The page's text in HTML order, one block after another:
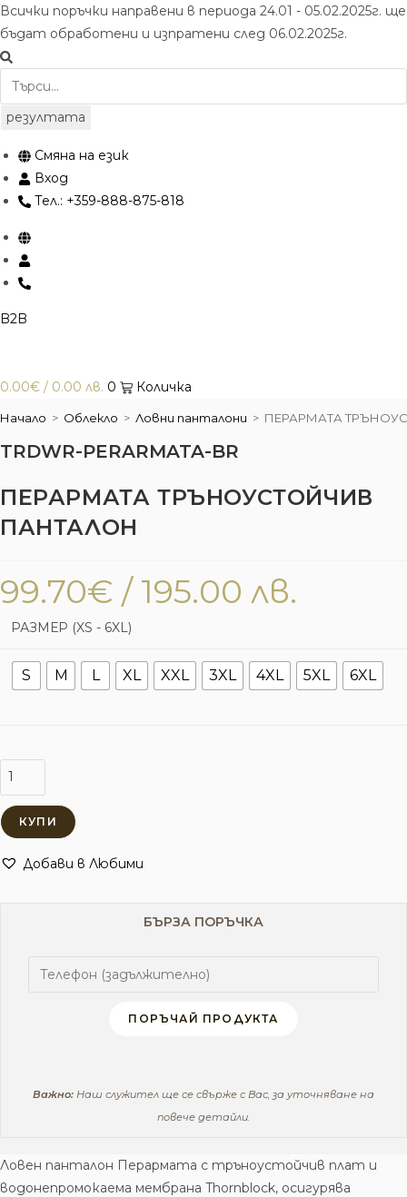
Skip
to
content
Всички поръчки направени в периода 24.01 - 05.02.2025г. ще
бъдат обработени и изпратени след 06.02.2025г.
Търсене
резултата
Смяна на език
Вход
Тел.: +359-888-875-818
B2B
0.00€ / 0.00 лв. 0 Количка
Начало > Облекло > Ловни панталони > ПЕРАРМАТА
TRDWR-PERARMATA-BR
ПЕРАРМАТА ТРЪНОУСТОЙЧИВ
ПАНТАЛОН
99.70€ / 195.00 лв.
РАЗМЕР (XS - 6XL)
S M L XL XXL 3XL 4XL 5XL 6XL
количество
за
ПЕРАРМАТА
ТРЪНОУСТОЙЧИВ
ПАНТАЛОН
КУПИ
Добави в Любими
БЪРЗА ПОРЪЧКА
ПОРЪЧАЙ ПРОДУКТА
Важно: Наш служител ще се свърже с Вас, за уточняване на
повече детайли.
Ловен панталон Перармата с тръноустойчив плат и
водонепромокаема мембрана Thornblock, осигурява